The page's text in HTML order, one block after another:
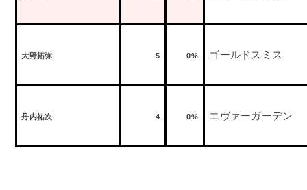
大野拓弥 5 0% ゴールドスミス
丹内祐次 4 0% エヴァーガーデン